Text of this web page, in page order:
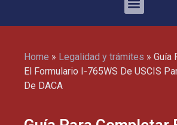
Home » Legalidad y trámites » Guía
El Formulario I-765WS De USCIS
De DACA